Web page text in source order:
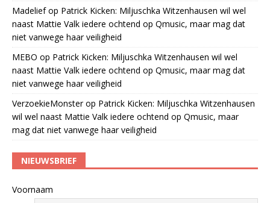
Madeliefop Patrick Kicken: Miljuschka Witzenhausen wil wel
naast Mattie Valk iedere ochtend op Qmusic, maar mag dat
niet vanwege haar veiligheid
MEBO op Patrick Kicken: Miljuschka Witzenhausen wil wel
naast Mattie Valk iedere ochtend op Qmusic, maar mag dat
niet vanwege haar veiligheid
VerzoekieMonsterop Patrick Kicken: Miljuschka Witzenhausen
wil wel naast Mattie Valk iedere ochtend op Qmusic, maar
mag dat niet vanwege haar veiligheid
NIEUWSBRIEF
Voornaam